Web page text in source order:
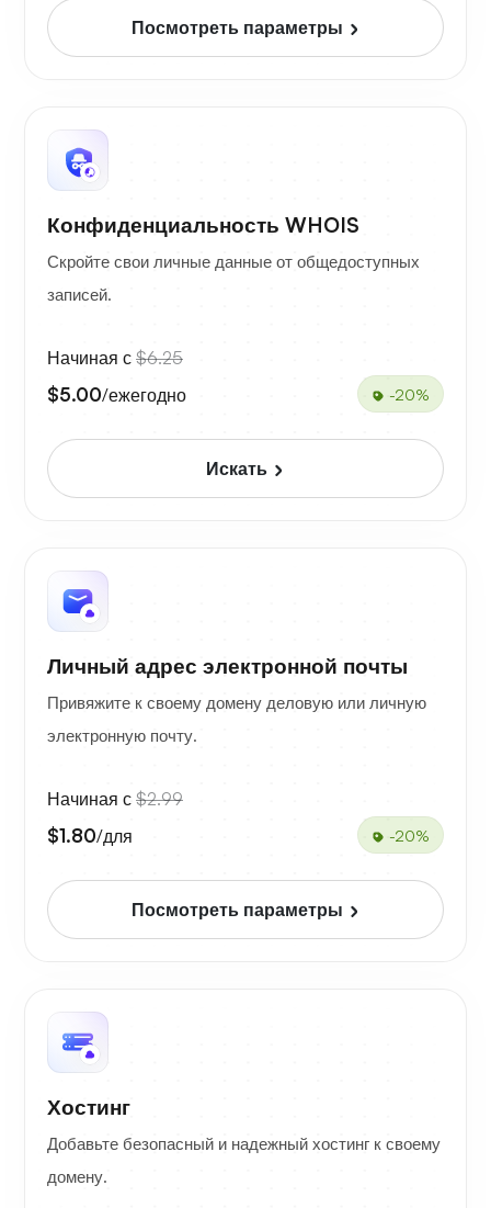
Посмотреть параметры
Конфиденциальность WHOIS
Скройте свои личные данные от общедоступных
записей.
Начиная с $6.25
$5.00/ежегодно -20%
Искать
Личный адрес электронной почты
Привяжите к своему домену деловую или личную
электронную почту.
Начиная с $2.99
$1.80/для -20%
Посмотреть параметры
Хостинг
Добавьте безопасный и надежный хостинг к своему
домену.